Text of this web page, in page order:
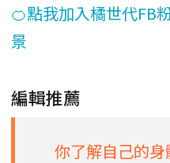
🍊點我加入橘世代FB
景
編輯推薦
你了解自己的身